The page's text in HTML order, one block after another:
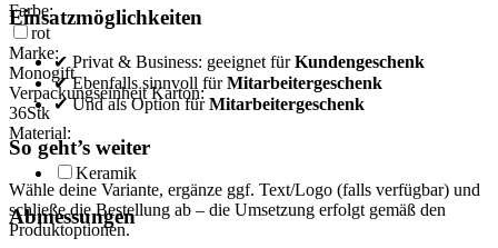
Einsatzmöglichkeiten
✔ Privat & Business: geeignet fürKundengeschenk
✔ Ebenfalls sinnvoll fürMitarbeitergeschenk
✔ Und als Option fürMitarbeitergeschenk
So geht’s weiter
Wähle deine Variante, ergänze ggf. Text/Logo (falls verfügbar) und
schließe die Bestellung ab – die Umsetzung erfolgt gemäß den
Produktoptionen.
Farbe:
rot
Marke:
Monogift
Verpackungseinheit Karton:
36Stk
Material:
Keramik
Abmessungen